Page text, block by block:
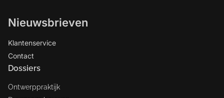
Nieuwsbrieven
Klantenservice
Contact
Dossiers
Ontwerppraktijk